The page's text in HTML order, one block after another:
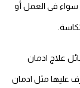
سواء فى العمل أو
علاج ادمان
عليها مثل ادمان